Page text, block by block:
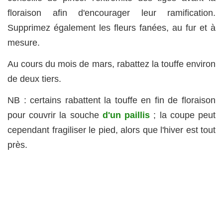
floraison afin d'encourager leur ramification.
Supprimez également les fleurs fanées, au fur et à
mesure.
Au cours du mois de mars, rabattez la touffe environ
de deux tiers.
NB : certains rabattent la touffe en fin de floraison
pour couvrir la souche d'un paillis ; la coupe peut
cependant fragiliser le pied, alors que l'hiver est tout
près.